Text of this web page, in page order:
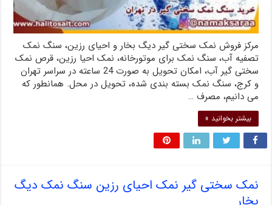
مرکز فروش نمک سختی گیر دیگ بخار و احیای رزین، سنگ نمک
تصفیه آب، سنگ نمک برای موتورخانه، نمک احیا رزین، قرص نمک
سختی گیر آب، امکان تحویل به صورت 24 ساعته در سراسر تهران
و کرج، سنگ نمک بسته بندی شده، تحویل در محل. همانطور که
می دانیم، مصرف …
بیشتر بخوانید »
نمک سختی گیر نمک احیای رزین سنگ نمک دیگ
بخار